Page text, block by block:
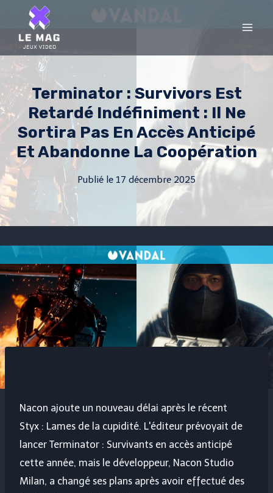
content
Terminator : Survivors Est
Retardé Indéfiniment : Il Ne
Sortira Pas En Accès Anticipé
Et Abandonne La Coopération
Publié le 17 décembre 2025
Nacon ajoute un nouveau délai après le récent
Styx : Lames de la cupidité. L'éditeur prévoyait de
lancer Terminator : Survivants en accès anticipé
cette année, mais le développeur, Nacon Studio
Milan, a changé ses plans après avoir effectué des